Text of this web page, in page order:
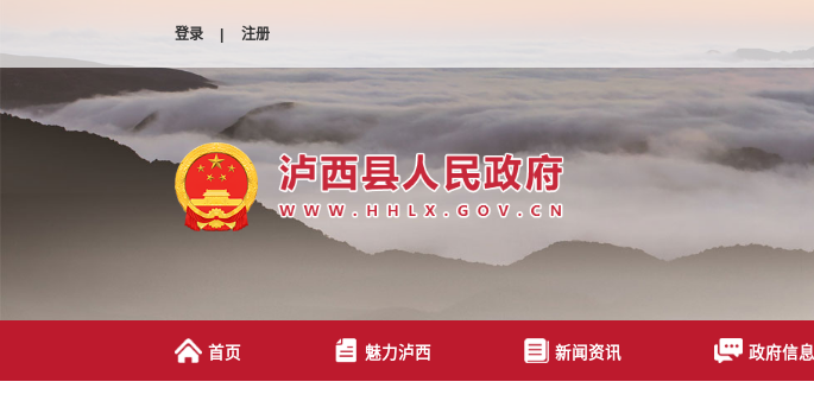
登录 | 注册
首页 魅力泸西 新闻资讯 政府信